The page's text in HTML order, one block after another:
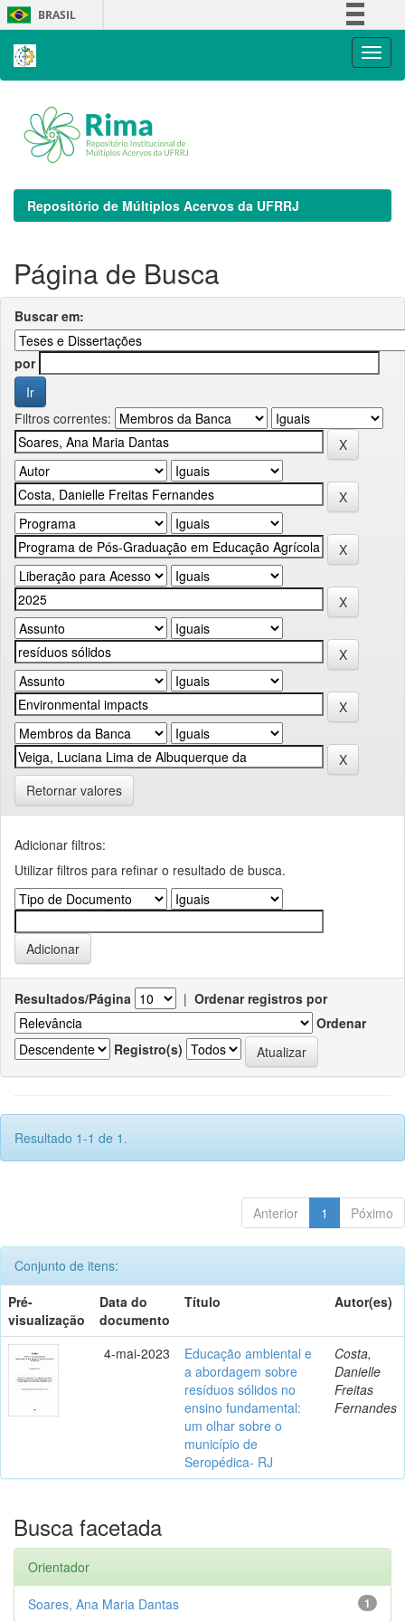
Skip
navigation
BRASIL
Repositório de Múltiplos Acervos da UFRRJ
Página de Busca
Buscar em:
por
Filtros correntes:
Retornar valores
Adicionar filtros:
Utilizar filtros para refinar o resultado de busca.
Resultados/Página | Ordenar registros por
Ordenar
Registro(s)
Resultado 1-1 de 1.
Anterior 1 Póximo
Conjunto de itens:
Pré-
visualização
Data do
documento
Título Autor(es)
4-mai-2023
Educação ambiental e
a abordagem sobre
resíduos sólidos no
ensino fundamental:
um olhar sobre o
município de
Seropédica- RJ
Costa,
Danielle
Freitas
Fernandes
Busca facetada
Orientador
1
Soares, Ana Maria Dantas